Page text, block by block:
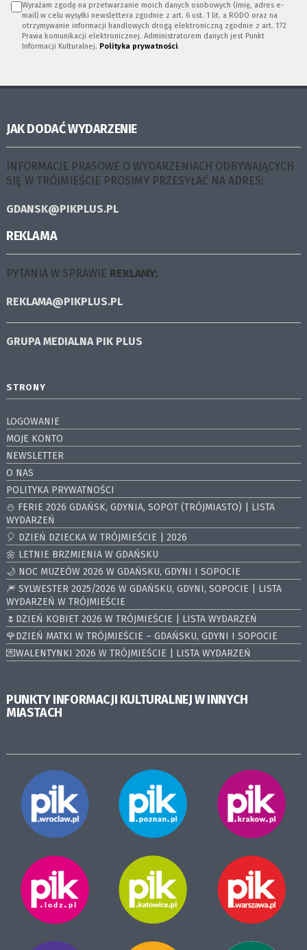
Wyrażam zgodę na przetwarzanie moich danych osobowych (imię, adres e-
mail) w celu wysyłki newslettera zgodnie z art. 6 ust. 1 lit. a RODO oraz na
otrzymywanie informacji handlowych drogą elektroniczną zgodnie z art. 172
Prawa komunikacji elektronicznej. Administratorem danych jest Punkt
Informacji Kulturalnej. Polityka prywatności.
JAK DODAĆ WYDARZENIE
INFORMACJE PRASOWE O WYDARZENIACH ODBYWAJĄCYCH
SIĘ W TRÓJMIEŚCIE PROSIMY PRZESYŁAĆ NA ADRES:
GDANSK@PIKPLUS.PL
REKLAMA
PYTANIA W SPRAWIE REKLAMY:
REKLAMA@PIKPLUS.PL
GRUPA MEDIALNA PIK PLUS
STRONY
LOGOWANIE
MOJE KONTO
NEWSLETTER
O NAS
POLITYKA PRYWATNOŚCI
⛄️ FERIE 2026 GDAŃSK, GDYNIA, SOPOT (TRÓJMIASTO) | LISTA
WYDARZEŃ
🎈 DZIEŃ DZIECKA W TRÓJMIEŚCIE | 2026
🌼 LETNIE BRZMIENIA W GDAŃSKU
🌙 NOC MUZEÓW 2026 W GDAŃSKU, GDYNI I SOPOCIE
🎆 SYLWESTER 2025/2026 W GDAŃSKU, GDYNI, SOPOCIE | LISTA
WYDARZEŃ W TRÓJMIEŚCIE
🌷DZIEŃ KOBIET 2026 W TRÓJMIEŚCIE | LISTA WYDARZEŃ
🌹DZIEŃ MATKI W TRÓJMIEŚCIE – GDAŃSKU, GDYNI I SOPOCIE
💌WALENTYNKI 2026 W TRÓJMIEŚCIE | LISTA WYDARZEŃ
PUNKTY INFORMACJI KULTURALNEJ W INNYCH
MIASTACH